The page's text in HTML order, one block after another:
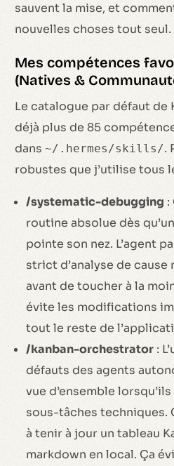
sauvent la mise, et
nouvelles choses tout seul.
Mes compétences
(Natives &
Le catalogue par défaut de
déjà plus de 85
dans~/.hermes/skills/.
robustes que j’utilise tous
/systematic-debugging :
routine absolue dès
pointe son nez. L’agent
strict d’analyse de cause
avant de toucher à la
évite les modifications
tout le reste de
/kanban-orchestrator :
défauts des agents
vue d’ensemble
sous-tâches techniques.
à tenir à jour un tableau
markdown en local. Ça